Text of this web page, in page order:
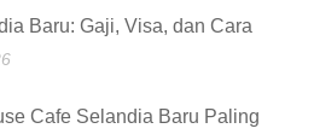
Baru: Gaji, Visa, dan Cara
Cafe Selandia Baru Paling